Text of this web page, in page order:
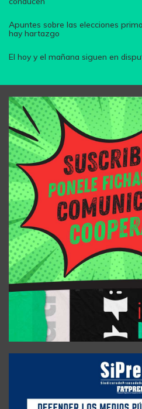
Apuntes sobre las elecciones
hay hartazgo
El hoy y el mañana siguen en